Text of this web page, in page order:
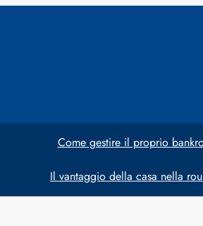
Come gestire il proprio
Il vantaggio della casa nella